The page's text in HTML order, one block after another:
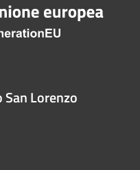
Lorenzo